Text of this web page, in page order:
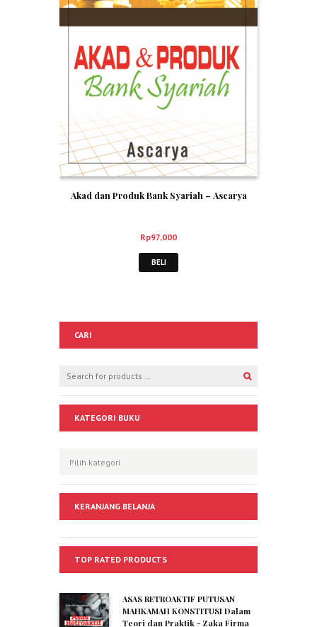
Akad dan Produk Bank Syariah – Ascarya
Rp97,000
BELI
CARI
KATEGORI BUKU
KERANJANG BELANJA
TOP RATED PRODUCTS
ASAS RETROAKTIF PUTUSAN
MAHKAMAH KONSTITUSI Dalam
Teori dan Praktik - Zaka Firma